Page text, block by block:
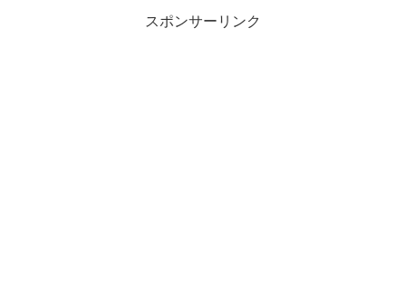
紹介します。
スポンサーリンク